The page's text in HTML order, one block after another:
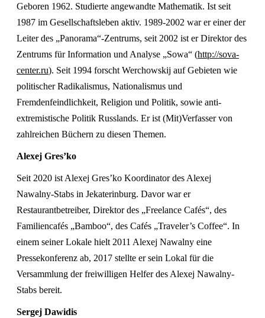
Geboren 1962. Studierte angewandte Mathematik. Ist seit
1987 im Gesellschaftsleben aktiv. 1989-2002 war er einer der
Leiter des „Panorama“-Zentrums, seit 2002 ist er Direktor des
Zentrums für Information und Analyse „Sowa“ (http://sova-
center.ru). Seit 1994 forscht Werchowskij auf Gebieten wie
politischer Radikalismus, Nationalismus und
Fremdenfeindlichkeit, Religion und Politik, sowie anti-
extremistische Politik Russlands. Er ist (Mit)Verfasser von
zahlreichen Büchern zu diesen Themen.
Alexej Gres’ko
Seit 2020 ist Alexej Gres’ko Koordinator des Alexej
Nawalny-Stabs in Jekaterinburg. Davor war er
Restaurantbetreiber, Direktor des „Freelance Cafés“, des
Familiencafés „Bamboo“, des Cafés „Traveler’s Coffee“. In
einem seiner Lokale hielt 2011 Alexej Nawalny eine
Pressekonferenz ab, 2017 stellte er sein Lokal für die
Versammlung der freiwilligen Helfer des Alexej Nawalny-
Stabs bereit.
Sergej Dawidis